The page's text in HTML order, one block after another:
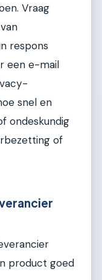
Vraag
respons
een e-mail
snel en
ondeskundig
of
product goed